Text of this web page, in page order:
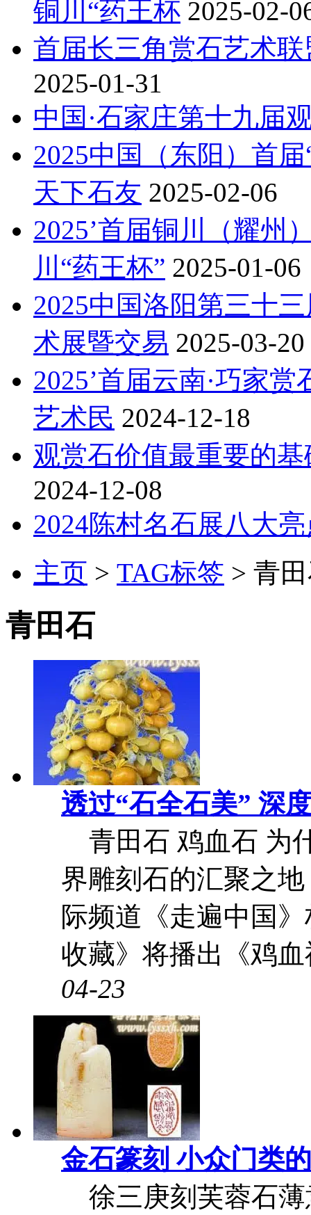
铜川“药王杯 2025-02-
首届长三角赏石艺术
2025-01-31
中国·石家庄第十九届
2025中国（东阳）首
天下石友 2025-02-06
2025’首届铜川（耀州
川“药王杯” 2025-01-06
2025中国洛阳第三十
术展暨交易 2025-03-20
2025’首届云南·巧家
艺术民 2024-12-18
观赏石价值最重要的基
2024-12-08
2024陈村名石展八大
主页 > TAG标签 > 青
青田石
透过“石全石美” 深
青田石 鸡血石 为
界雕刻石的汇聚之
际频道《走遍中国
收藏》将播出《鸡
04-23
金石篆刻 小众门类
徐三庚刻芙蓉石薄